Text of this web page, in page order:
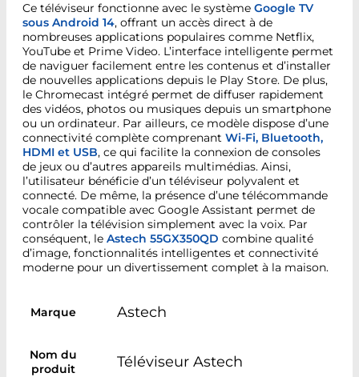
Ce téléviseur fonctionne avec le système Google TV
sous Android 14, offrant un accès direct à de
nombreuses applications populaires comme Netflix,
YouTube et Prime Video. L’interface intelligente permet
de naviguer facilement entre les contenus et d’installer
de nouvelles applications depuis le Play Store. De plus,
le Chromecast intégré permet de diffuser rapidement
des vidéos, photos ou musiques depuis un smartphone
ou un ordinateur. Par ailleurs, ce modèle dispose d’une
connectivité complète comprenant Wi-Fi, Bluetooth,
HDMI et USB, ce qui facilite la connexion de consoles
de jeux ou d’autres appareils multimédias. Ainsi,
l’utilisateur bénéficie d’un téléviseur polyvalent et
connecté. De même, la présence d’une télécommande
vocale compatible avec Google Assistant permet de
contrôler la télévision simplement avec la voix. Par
conséquent, le Astech 55GX350QD combine qualité
d’image, fonctionnalités intelligentes et connectivité
moderne pour un divertissement complet à la maison.
Marque Astech
Nom du
produit
Téléviseur Astech